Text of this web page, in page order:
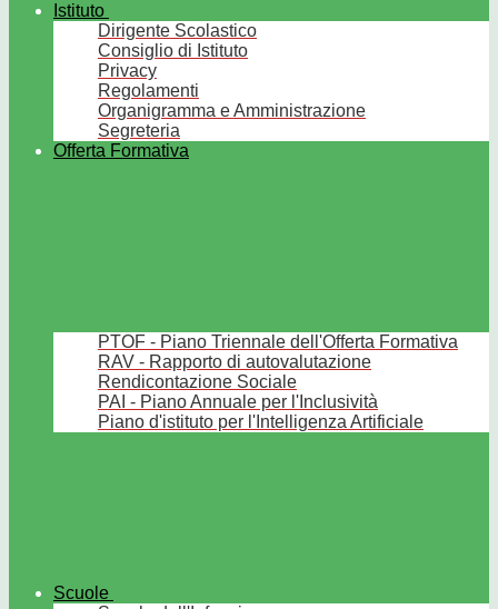
Istituto
Dirigente Scolastico
Consiglio di Istituto
Privacy
Regolamenti
Organigramma e Amministrazione
Segreteria
Offerta Formativa
PTOF - Piano Triennale dell'Offerta Formativa
RAV - Rapporto di autovalutazione
Rendicontazione Sociale
PAI - Piano Annuale per l'Inclusività
Piano d'istituto per l'Intelligenza Artificiale
Scuole